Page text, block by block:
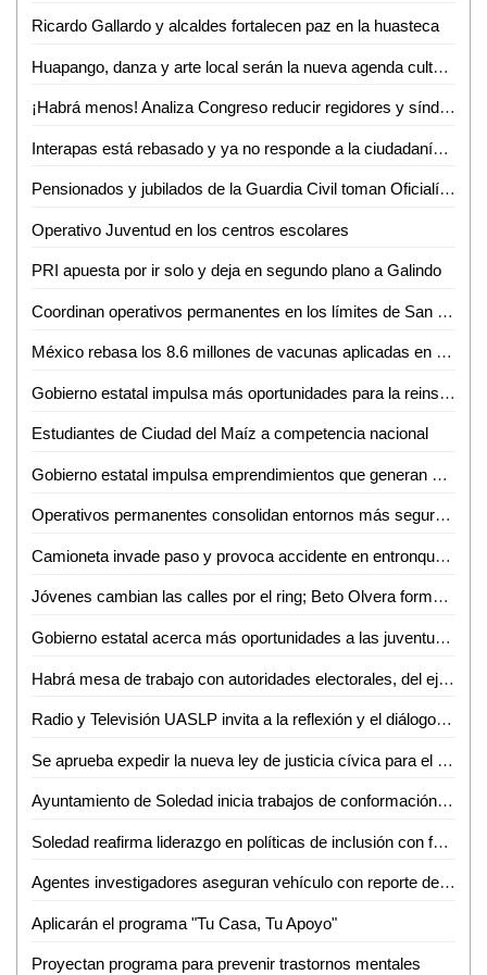
Ricardo Gallardo y alcaldes fortalecen paz en la huasteca
Huapango, danza y arte local serán la nueva agenda cultural en Ciudad Valles
¡Habrá menos! Analiza Congreso reducir regidores y síndicos; reforma entraría en vigor hasta 2030
Interapas está rebasado y ya no responde a la ciudadanía: Luis Fernando Gámez
Pensionados y jubilados de la Guardia Civil toman Oficialía Mayor por incumplimiento de aumento salarial
Operativo Juventud en los centros escolares
PRI apuesta por ir solo y deja en segundo plano a Galindo
Coordinan operativos permanentes en los límites de San Luis Potosí y Zacatecas
México rebasa los 8.6 millones de vacunas aplicadas en poco más de un mes
Gobierno estatal impulsa más oportunidades para la reinserción social de mujeres
Estudiantes de Ciudad del Maíz a competencia nacional
Gobierno estatal impulsa emprendimientos que generan más empleo
Operativos permanentes consolidan entornos más seguros en todo el estado
Camioneta invade paso y provoca accidente en entronque carretero
Jóvenes cambian las calles por el ring; Beto Olvera forma nueva generación de atletas en Valles
Gobierno estatal acerca más oportunidades a las juventudes de la región media
Habrá mesa de trabajo con autoridades electorales, del ejecutivo e instancias diversas sobre la reforma electoral en curso: Dip. Héctor Serrano Cortés
Radio y Televisión UASLP invita a la reflexión y el diálogo sobre la diversidad con la 6ª Jornada Radiofónica "Mes del Orgullo"
Se aprueba expedir la nueva ley de justicia cívica para el estado y municipios de San Luis Potosí
Ayuntamiento de Soledad inicia trabajos de conformación de segundo informe de gobierno
Soledad reafirma liderazgo en políticas de inclusión con feria nacional del empleo 2026
Agentes investigadores aseguran vehículo con reporte de robo en Tamazunchale
Aplicarán el programa "Tu Casa, Tu Apoyo"
Proyectan programa para prevenir trastornos mentales